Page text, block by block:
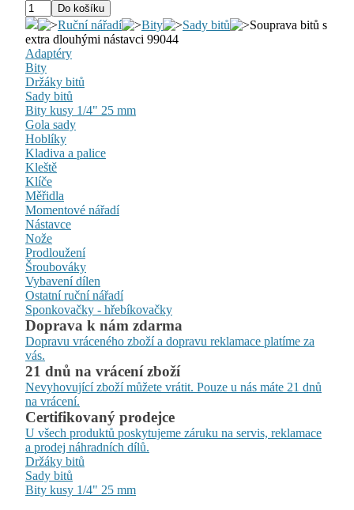
Ruční nářadí Bity Sady bitů
Souprava bitů s
extra dlouhými nástavci 99044
Adaptéry
Bity
Držáky bitů
Sady bitů
Bity kusy 1/4" 25 mm
Gola sady
Hoblíky
Kladiva a palice
Kleště
Klíče
Měřidla
Momentové nářadí
Nástavce
Nože
Prodloužení
Šroubováky
Vybavení dílen
Ostatní ruční nářadí
Sponkovačky - hřebíkovačky
Doprava k nám zdarma
Dopravu vráceného zboží a dopravu reklamace platíme za
vás.
21 dnů na vrácení zboží
Nevyhovující zboží můžete vrátit. Pouze u nás máte 21 dnů
na vrácení.
Certifikovaný prodejce
U všech produktů poskytujeme záruku na servis, reklamace
a prodej náhradních dílů.
Držáky bitů
Sady bitů
Bity kusy 1/4" 25 mm